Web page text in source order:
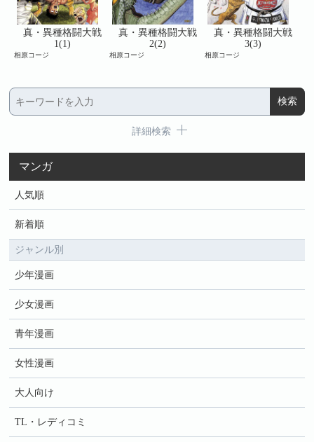
真・異種格闘大戦
1(1)
相原コージ
真・異種格闘大戦
2(2)
相原コージ
真・異種格闘大戦
3(3)
相原コージ
詳細検索
マンガ
人気順
新着順
ジャンル別
少年漫画
少女漫画
青年漫画
女性漫画
大人向け
TL・レディコミ